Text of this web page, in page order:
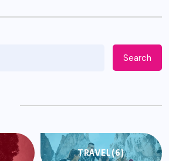
Search
TRAVEL(6)